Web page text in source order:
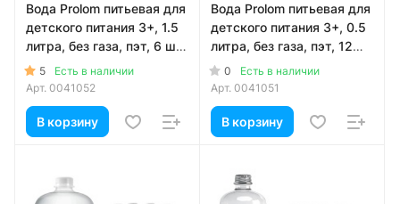
Вода Prolom питьевая для
детского питания 3+, 1.5
литра, без газа, пэт, 6 шт.
в уп.
5
Есть в наличии
Арт. 0041052
В корзину
Вода Prolom питьевая для
детского питания 3+, 0.5
литра, без газа, пэт, 12
шт. в уп.
0
Есть в наличии
Арт. 0041051
В корзину